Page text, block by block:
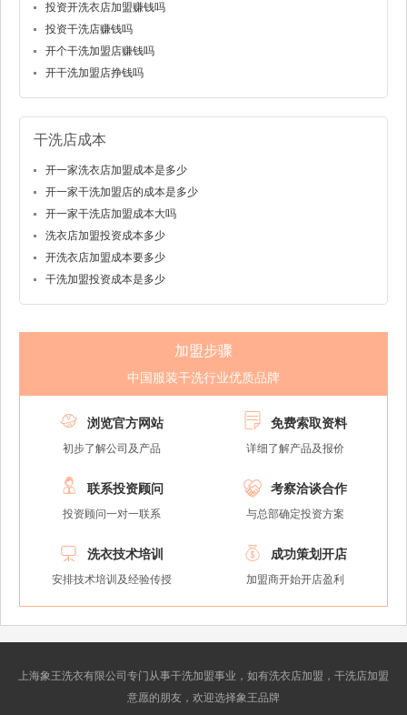
投资开洗衣店加盟赚钱吗
投资干洗店赚钱吗
开个干洗加盟店赚钱吗
开干洗加盟店挣钱吗
干洗店成本
开一家洗衣店加盟成本是多少
开一家干洗加盟店的成本是多少
开一家干洗店加盟成本大吗
洗衣店加盟投资成本多少
开洗衣店加盟成本要多少
干洗加盟投资成本是多少
加盟步骤
中国服装干洗行业优质品牌
 浏览官方网站
初步了解公司及产品
 免费索取资料
详细了解产品及报价
 联系投资顾问
投资顾问一对一联系
 考察洽谈合作
与总部确定投资方案
 洗衣技术培训
安排技术培训及经验传授
 成功策划开店
加盟商开始开店盈利
上海象王洗衣有限公司专门从事干洗加盟事业，如有洗衣店加盟，干洗店加盟
意愿的朋友，欢迎选择象王品牌